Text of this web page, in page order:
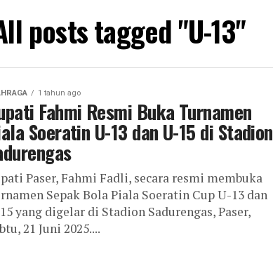
posts tagged "U-13"
1 tahun ago
Fahmi Resmi Buka Turnamen
Soeratin U-13 dan U-15 di Stadion
Paser, Fahmi Fadli, secara resmi membuka
Sepak Bola Piala Soeratin Cup U-13 dan
yang digelar di Stadion Sadurengas, Paser,
21 Juni 2025....